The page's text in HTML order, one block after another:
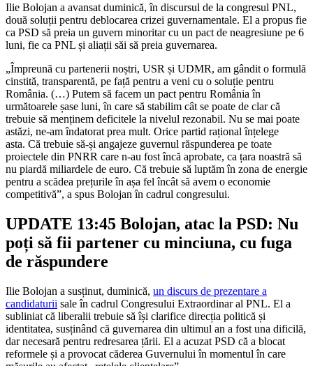
Ilie Bolojan a avansat duminică, în discursul de la congresul PNL,
două soluții pentru deblocarea crizei guvernamentale. El a propus fie
ca PSD să preia un guvern minoritar cu un pact de neagresiune pe 6
luni, fie ca PNL și aliații săi să preia guvernarea.
„Împreună cu partenerii noștri, USR și UDMR, am gândit o formulă
cinstită, transparentă, pe față pentru a veni cu o soluție pentru
România. (…) Putem să facem un pact pentru România în
următoarele șase luni, în care să stabilim cât se poate de clar că
trebuie să menținem deficitele la nivelul rezonabil. Nu se mai poate
astăzi, ne-am îndatorat prea mult. Orice partid rațional înțelege
asta. Că trebuie să-și angajeze guvernul răspunderea pe toate
proiectele din PNRR care n-au fost încă aprobate, ca țara noastră să
nu piardă miliardele de euro. Că trebuie să luptăm în zona de energie
pentru a scădea prețurile în așa fel încât să avem o economie
competitivă”, a spus Bolojan în cadrul congresului.
UPDATE 13:45 Bolojan, atac la PSD: Nu
poți să fii partener cu minciuna, cu fuga
de răspundere
Ilie Bolojan a susținut, duminică, un discurs de prezentare a
candidaturii sale în cadrul Congresului Extraordinar al PNL. El a
subliniat că liberalii trebuie să își clarifice direcția politică și
identitatea, susținând că guvernarea din ultimul an a fost una dificilă,
dar necesară pentru redresarea țării. El a acuzat PSD că a blocat
reformele și a provocat căderea Guvernului în momentul în care